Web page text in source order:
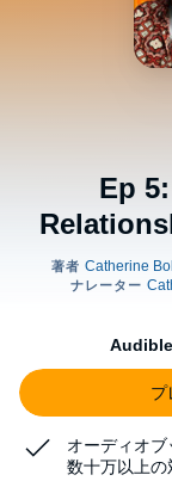
Ep
Audible
プ
オーディオ
数十万以上の